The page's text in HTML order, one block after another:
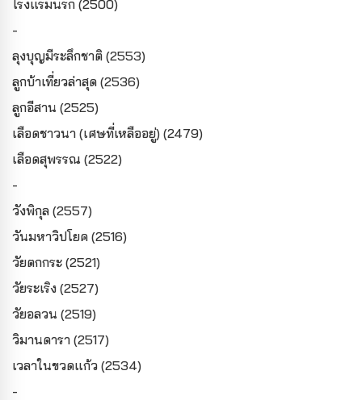
โรงแรมนรก (2500)
-
ลุงบุญมีระลึกชาติ (2553)
ลูกบ้าเที่ยวล่าสุด (2536)
ลูกอีสาน (2525)
เลือดชาวนา (เศษที่เหลืออยู่) (2479)
เลือดสุพรรณ (2522)
-
วังพิกุล (2557)
วันมหาวิปโยค (2516)
วัยตกกระ (2521)
วัยระเริง (2527)
วัยอลวน (2519)
วิมานดารา (2517)
เวลาในขวดแก้ว (2534)
-